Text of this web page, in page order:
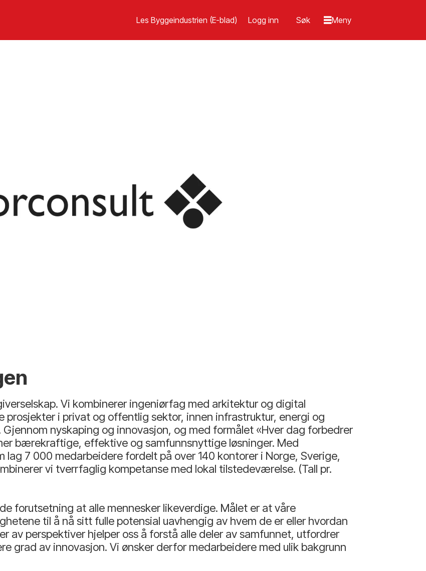
Les Byggeindustrien (E-blad) Logg inn
Vi kombinerer ingeniørfag med arkitektur og digital
prosjekter i privat og offentlig sektor, innen infrastruktur, energi og
nyskaping og innovasjon, og med formålet «Hver dag forbedrer
bærekraftige, effektive og samfunnsnyttige løsninger. Med
lag 7 000 medarbeidere fordelt på over 140 kontorer i Norge, Sverige,
vi tverrfaglig kompetanse med lokal tilstedeværelse. (Tall pr.
forutsetning at alle mennesker likeverdige. Målet er at våre
til å nå sitt fulle potensial uavhengig av hvem de er eller hvordan
av perspektiver hjelper oss å forstå alle deler av samfunnet, utfordrer
grad av innovasjon. Vi ønsker derfor medarbeidere med ulik bakgrunn